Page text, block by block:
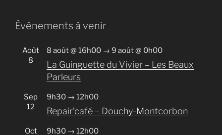
Évènements à venir
Août
8
8 août @ 16h00 → 9 août @ 0h00
La Guinguette du Vivier – Les Beaux
Parleurs
Sep
12
9h30 → 12h00
Repair’café – Douchy-Montcorbon
Oct
9h30 → 12h00